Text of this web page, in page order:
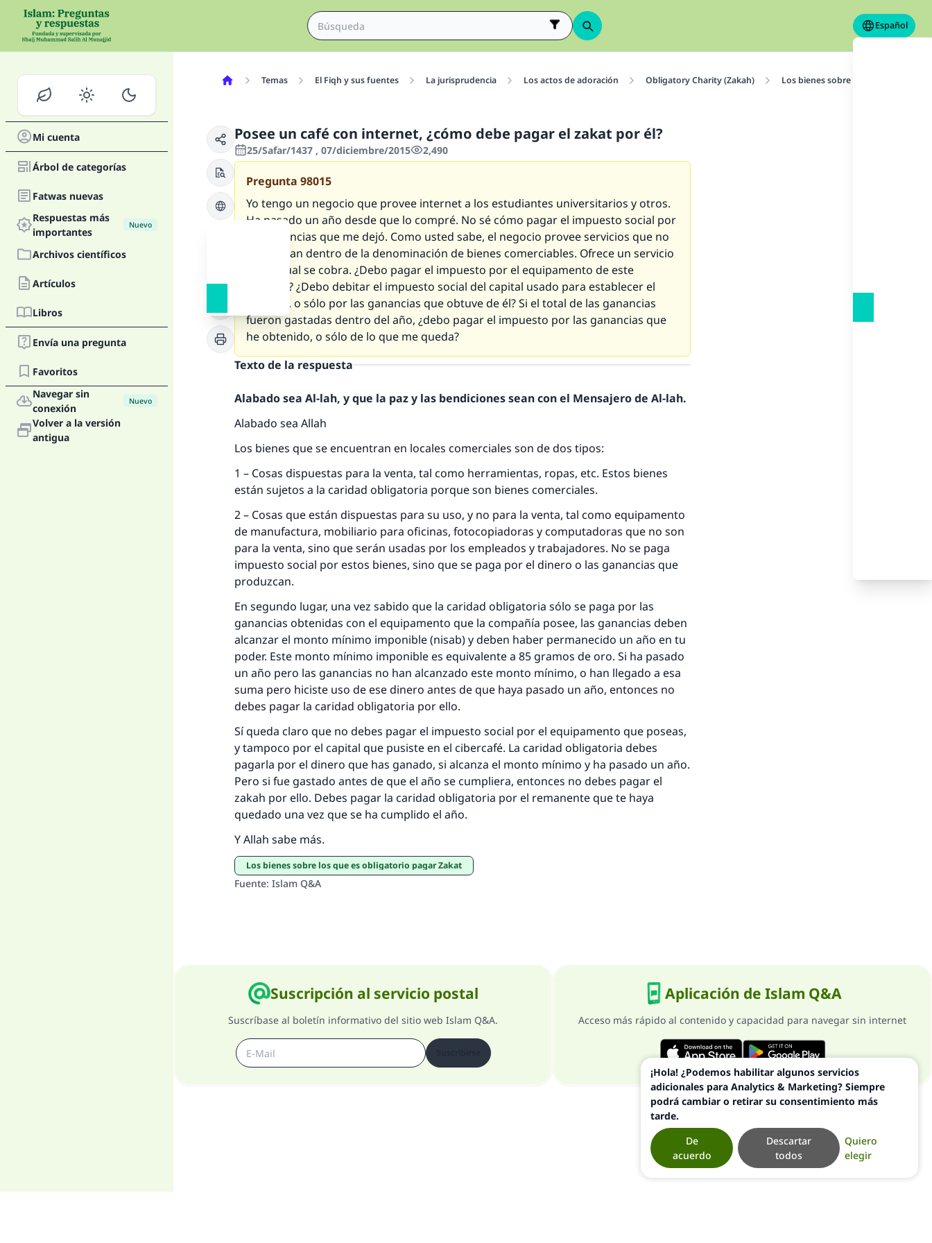
Español
Mi cuenta
Árbol de categorías
Fatwas nuevas
Respuestas más
importantes
Nuevo
Archivos científicos
Artículos
Libros
Envía una pregunta
Favoritos
Navegar sin
conexión
Nuevo
Volver a la versión
antigua
Temas El Fiqh y sus fuentes La jurisprudencia Los actos de adoración Obligatory Charity (Zakah) Los bienes sobre los que es
Posee un café con internet, ¿cómo debe pagar el zakat por él?
25/Safar/1437 , 07/diciembre/2015 2,490
Pregunta 98015
Yo tengo un negocio que provee internet a los estudiantes universitarios y otros.
Ha pasado un año desde que lo compré. No sé cómo pagar el impuesto social por
las ganancias que me dejó. Como usted sabe, el negocio provee servicios que no
encuadran dentro de la denominación de bienes comerciables. Ofrece un servicio
por el cual se cobra. ¿Debo pagar el impuesto por el equipamento de este
negocio? ¿Debo debitar el impuesto social del capital usado para establecer el
negocio, o sólo por las ganancias que obtuve de él? Si el total de las ganancias
fueron gastadas dentro del año, ¿debo pagar el impuesto por las ganancias que
he obtenido, o sólo de lo que me queda?
Texto de la respuesta
Alabado sea Al-lah, y que la paz y las bendiciones sean con el Mensajero de Al-lah.
Alabado sea Allah
Los bienes que se encuentran en locales comerciales son de dos tipos:
1 – Cosas dispuestas para la venta, tal como herramientas, ropas, etc. Estos bienes
están sujetos a la caridad obligatoria porque son bienes comerciales.
2 – Cosas que están dispuestas para su uso, y no para la venta, tal como equipamento
de manufactura, mobiliario para oficinas, fotocopiadoras y computadoras que no son
para la venta, sino que serán usadas por los empleados y trabajadores. No se paga
impuesto social por estos bienes, sino que se paga por el dinero o las ganancias que
produzcan.
En segundo lugar, una vez sabido que la caridad obligatoria sólo se paga por las
ganancias obtenidas con el equipamento que la compañía posee, las ganancias deben
alcanzar el monto mínimo imponible (nisab) y deben haber permanecido un año en tu
poder. Este monto mínimo imponible es equivalente a 85 gramos de oro. Si ha pasado
un año pero las ganancias no han alcanzado este monto mínimo, o han llegado a esa
suma pero hiciste uso de ese dinero antes de que haya pasado un año, entonces no
debes pagar la caridad obligatoria por ello.
Sí queda claro que no debes pagar el impuesto social por el equipamento que poseas,
y tampoco por el capital que pusiste en el cibercafé. La caridad obligatoria debes
pagarla por el dinero que has ganado, si alcanza el monto mínimo y ha pasado un año.
Pero si fue gastado antes de que el año se cumpliera, entonces no debes pagar el
zakah por ello. Debes pagar la caridad obligatoria por el remanente que te haya
quedado una vez que se ha cumplido el año.
Y Allah sabe más.
Los bienes sobre los que es obligatorio pagar Zakat
Fuente: Islam Q&A
Suscripción al servicio postal
Suscríbase al boletín informativo del sitio web Islam Q&A.
Aplicación de Islam Q&A
Acceso más rápido al contenido y capacidad para navegar sin internet
La respuesta no. 110845 salvó un matrimonio.
Desde la Q hasta la A, su contribución ayuda a IslamQA.
Profeta ﷺ dijo:
misma recompensa que aquellos que lo realicen."
(MUSLIM, 1893)
Contribuir
¡Hola! ¿Podemos habilitar algunos servicios
adicionales para Analytics & Marketing? Siempre
podrá cambiar o retirar su consentimiento más
tarde.
Quiero
elegir
Descartar
todos
De
acuerdo